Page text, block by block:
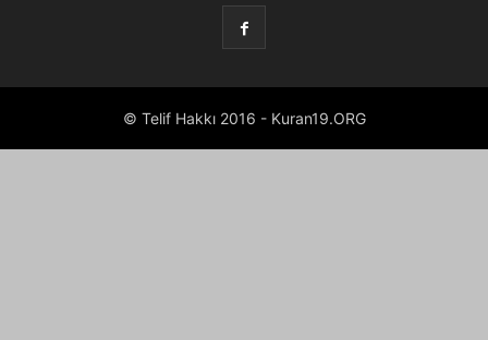
© Telif Hakkı 2016 - Kuran19.ORG